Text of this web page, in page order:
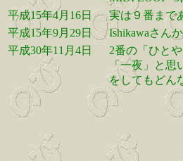
平成15年4月16日
実は９番まで
平成15年9月29日
Ishikawaさん
平成30年11月4日
2番の「ひと
「一夜」と
をしてもどん